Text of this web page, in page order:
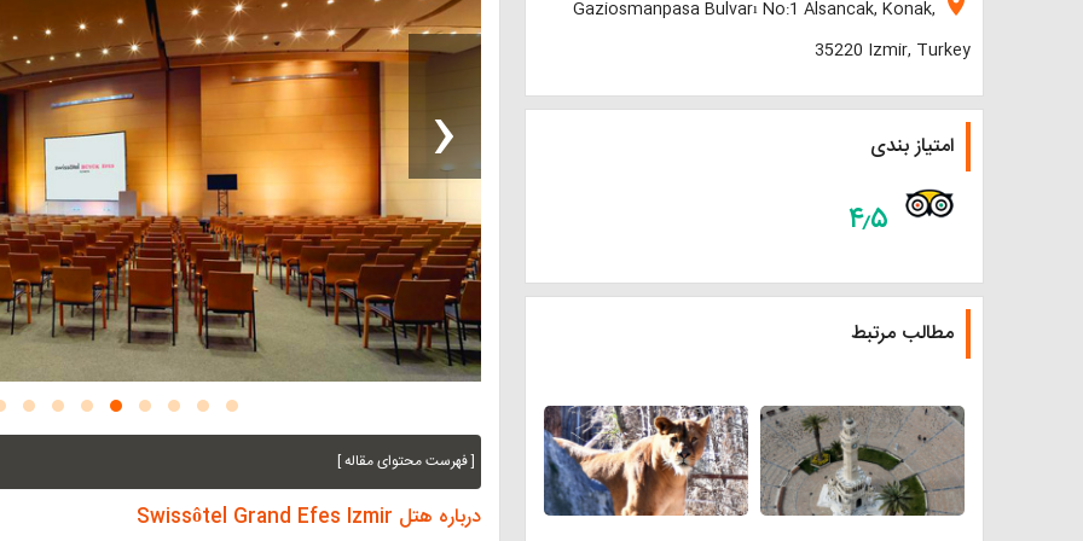
‹
[ فهرست محتوای مقاله ]
درباره هتل Swissôtel Grand Efes Izmir
Gaziosmanpasa Bulvarı No:1 Alsancak, Konak,
35220 Izmir, Turkey
امتیاز بندی
۴٫۵
مطالب مرتبط